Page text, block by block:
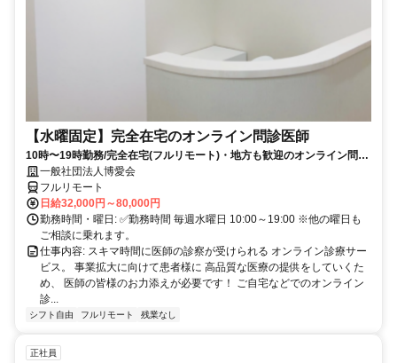
【水曜固定】完全在宅のオンライン問診医師
10時〜19時勤務/完全在宅(フルリモート)・地方も歓迎のオンライン問診
業務一般社団法人博愛会
フルリモート
日給32,000円～80,000円
勤務時間・曜日: ✅勤務時間 毎週水曜日 10:00～19:00 ※他の曜日も
ご相談に乗れます。
仕事内容: スキマ時間に医師の診察が受けられる オンライン診療サー
ビス。 事業拡大に向けて患者様に 高品質な医療の提供をしていくた
め、 医師の皆様のお力添えが必要です！ ご自宅などでのオンライン
診...
シフト自由 フルリモート 残業なし
正社員